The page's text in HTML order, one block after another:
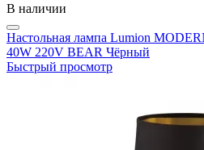
В наличии
Настольная лампа Lumion
40W 220V BEAR Чёрный
Быстрый просмотр